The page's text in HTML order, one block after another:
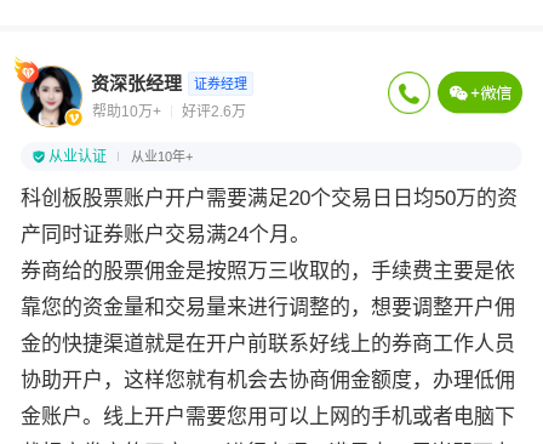
资深张经理 证券经理
帮助10万+ 好评2.6万
从业认证 从业10年+
科创板股票账户开户需要满足20个交易日日均50万的资
产同时证券账户交易满24个月。
券商给的股票佣金是按照万三收取的，手续费主要是依
靠您的资金量和交易量来进行调整的，想要调整开户佣
金的快捷渠道就是在开户前联系好线上的券商工作人员
协助开户，这样您就有机会去协商佣金额度，办理低佣
金账户。线上开户需要您用可以上网的手机或者电脑下